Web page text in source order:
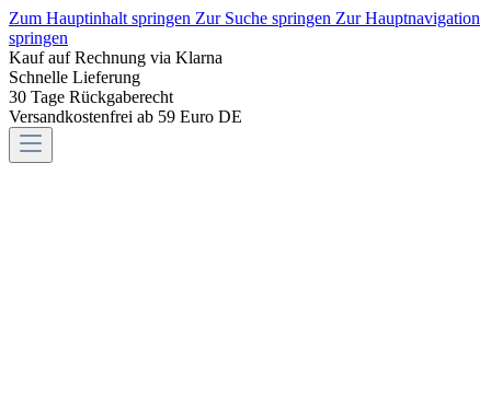
Zum Hauptinhalt springen Zur Suche springen Zur Hauptnavigation
springen
Kauf auf Rechnung via Klarna
Schnelle Lieferung
30 Tage Rückgaberecht
Versandkostenfrei ab 59 Euro DE